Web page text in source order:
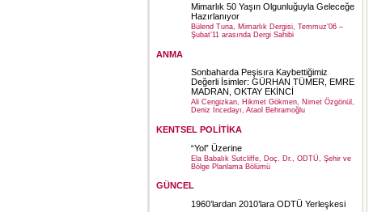
Mimarlık 50 Yaşın Olgunluğuyla Geleceğe
Hazırlanıyor
Bülend Tuna, Mimarlık Dergisi, Temmuz’06 –
Şubat’11 arasında Dergi Sahibi
ANMA
Sonbaharda Peşisıra Kaybettiğimiz
Değerli İsimler: GÜRHAN TÜMER, EMRE
MADRAN, OKTAY EKİNCİ
Ali Cengizkan, Hikmet Gökmen, Nimet Özgönül,
Deniz İncedayı, Ataol Behramoğlu
KENTSEL POLİTİKA
“Yol” Üzerine
Ela Babalık Sutcliffe, Doç. Dr., ODTÜ, Şehir ve
Bölge Planlama Bölümü
GÜNCEL
1960’lardan 2010’lara ODTÜ Yerleşkesi